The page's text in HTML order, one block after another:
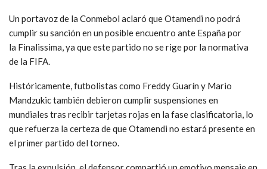
Un portavoz de la Conmebol aclaró que Otamendi no podrá
cumplir su sanción en un posible encuentro ante España por
la Finalissima, ya que este partido no se rige por la normativa
de la FIFA.
Históricamente, futbolistas como Freddy Guarín y Mario
Mandzukic también debieron cumplir suspensiones en
mundiales tras recibir tarjetas rojas en la fase clasificatoria, lo
que refuerza la certeza de que Otamendi no estará presente en
el primer partido del torneo.